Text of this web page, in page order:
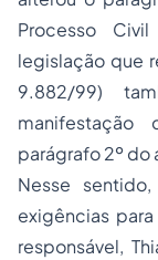
Processo
legislação que
9.882/99)
parágrafo 2º do
Nesse
exigências
responsável,